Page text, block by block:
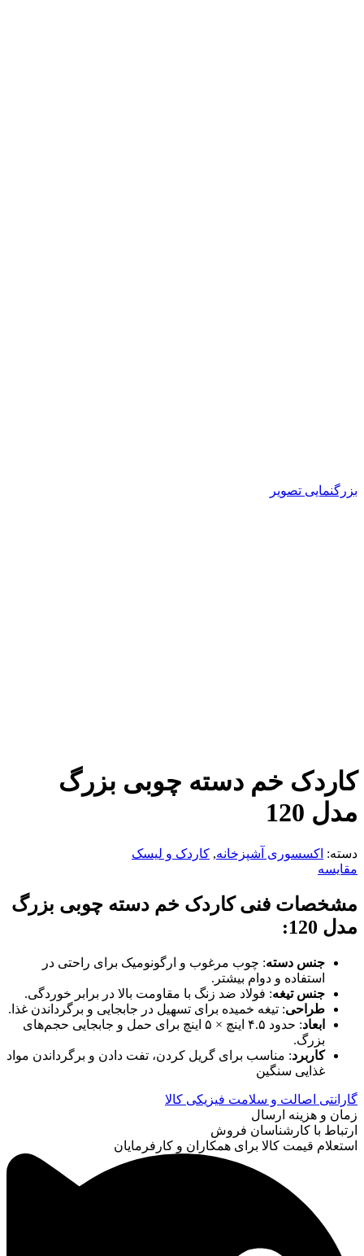
بزرگنمایی تصویر
کاردک خم دسته چوبی بزرگ
مدل 120
دسته: اکسسوری آشپزخانه, کاردک و لیسک
مقایسه
مشخصات فنی کاردک خم دسته چوبی بزرگ
مدل 120
:
جنس دسته: چوب مرغوب و ارگونومیک برای راحتی در
استفاده و دوام بیشتر.
جنس تیغه: فولاد ضد زنگ با مقاومت بالا در برابر خوردگی.
طراحی: تیغه خمیده برای تسهیل در جابجایی و برگرداندن غذا.
ابعاد
: حدود ۴.۵ اینچ × ۵ اینچ برای حمل و جابجایی حجم‌های
بزرگ.
کاربرد: مناسب برای گریل کردن، تفت دادن و برگرداندن مواد
غذایی سنگین
گارانتی اصالت و سلامت فیزیکی کالا
زمان و هزینه ارسال
ارتباط با کارشناسان فروش
استعلام قیمت کالا برای همکاران و کارفرمایان